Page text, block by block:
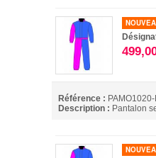
Référence :
Description : Pantalon